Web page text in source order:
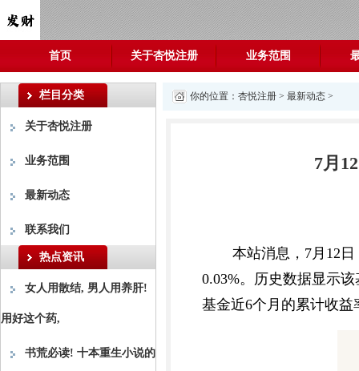
首页 关于杏悦注册 业务范围
栏目分类
关于杏悦注册
业务范围
最新动态
联系我们
热点资讯
女人用散结, 男人用养肝!
用好这个药,
书荒必读! 十本重生小说的
你的位置： 杏悦注册 > 最新动态 >
7月
本站消息，7月12
0.03%。历史数据显示
基金近6个月的累计收益